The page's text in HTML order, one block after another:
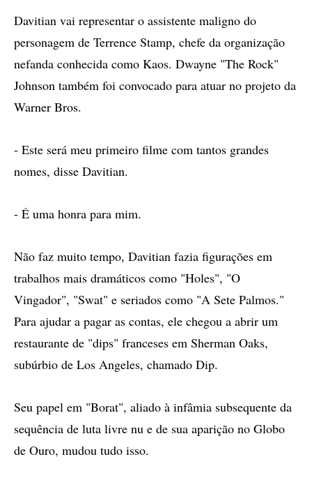
Davitian vai representar o assistente maligno do
personagem de Terrence Stamp, chefe da organização
nefanda conhecida como Kaos. Dwayne "The Rock"
Johnson também foi convocado para atuar no projeto da
Warner Bros.
- Este será meu primeiro filme com tantos grandes
nomes, disse Davitian.
- É uma honra para mim.
Não faz muito tempo, Davitian fazia figurações em
trabalhos mais dramáticos como "Holes", "O
Vingador", "Swat" e seriados como "A Sete Palmos."
Para ajudar a pagar as contas, ele chegou a abrir um
restaurante de "dips" franceses em Sherman Oaks,
subúrbio de Los Angeles, chamado Dip.
Seu papel em "Borat", aliado à infâmia subsequente da
sequência de luta livre nu e de sua aparição no Globo
de Ouro, mudou tudo isso.